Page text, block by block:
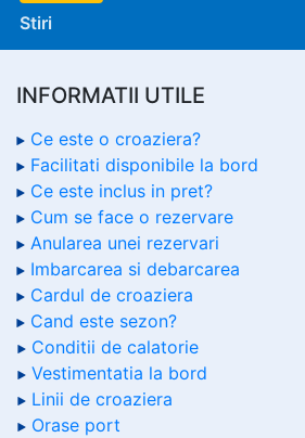
Stiri
INFORMATII UTILE
Ce este o croaziera?
Facilitati disponibile la bord
Ce este inclus in pret?
Cum se face o rezervare
Anularea unei rezervari
Imbarcarea si debarcarea
Cardul de croaziera
Cand este sezon?
Conditii de calatorie
Vestimentatia la bord
Linii de croaziera
Orase port